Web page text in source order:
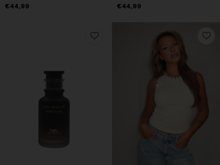
€44,99
€44,99